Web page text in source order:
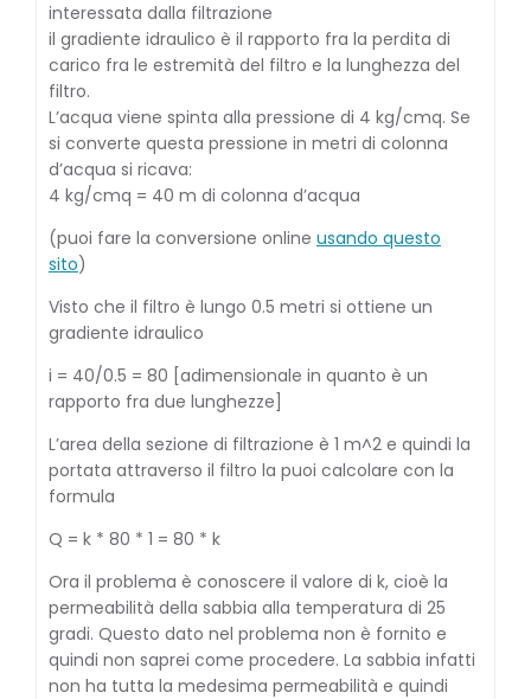
interessata dalla filtrazione
il gradiente idraulico è il rapporto fra la perdita di
carico fra le estremità del filtro e la lunghezza del
filtro.
L’acqua viene spinta alla pressione di 4 kg/cmq. Se
si converte questa pressione in metri di colonna
d’acqua si ricava:
4 kg/cmq = 40 m di colonna d’acqua
(puoi fare la conversione online usando questo
sito)
Visto che il filtro è lungo 0.5 metri si ottiene un
gradiente idraulico
i = 40/0.5 = 80 [adimensionale in quanto è un
rapporto fra due lunghezze]
L’area della sezione di filtrazione è 1 m^2 e quindi la
portata attraverso il filtro la puoi calcolare con la
formula
Q = k * 80 * 1 = 80 * k
Ora il problema è conoscere il valore di k, cioè la
permeabilità della sabbia alla temperatura di 25
gradi. Questo dato nel problema non è fornito e
quindi non saprei come procedere. La sabbia infatti
non ha tutta la medesima permeabilità e quindi